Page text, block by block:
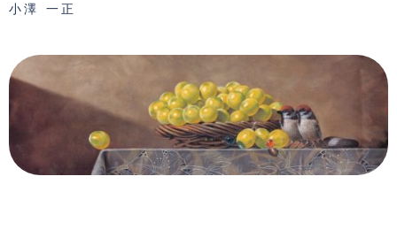
小澤 一正